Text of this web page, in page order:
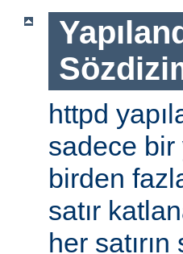
httpd
sadece
birden
satır
her